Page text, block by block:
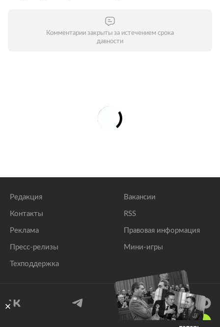
Комментарии закрыты за истечением срока
давности
Редакция
Контакты
Реклама
Пресс-релизы
Техподдержка
Вакансии
RSS
Правовая информация
Мини-игры